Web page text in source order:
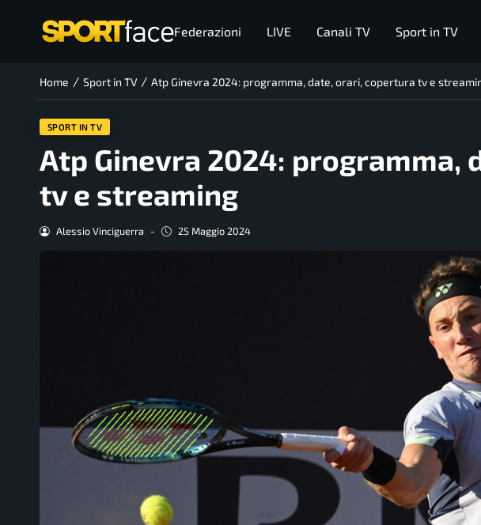
Federazioni LIVE Canali TV Sport in TV
Home / Sport in TV / Atp Ginevra 2024: programma, date, orari, copertura tv e
SPORT IN TV
Atp Ginevra 2024: programma,
tv e streaming
Alessio Vinciguerra - 25 Maggio 2024